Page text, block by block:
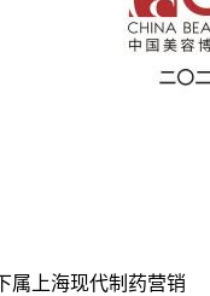
属上海现代制药营销